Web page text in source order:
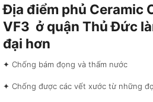
Địa điểm phủ Ceramic
VF3 ở quận Thủ Đức
đại hơn
✦ Chống bám đọng và thấm nước
✦ Chống được các vết xước từ những